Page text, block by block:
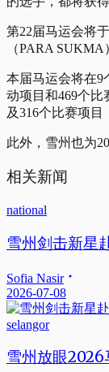
第22届马运会将
（PARA
本届马运会将在9
动项目和469个比
及316个比赛项目
此外，雪州也为
相关新闻
national
雪州剑击新星
Sofia Nasir
2026-07-08
selangor
雪州放眼